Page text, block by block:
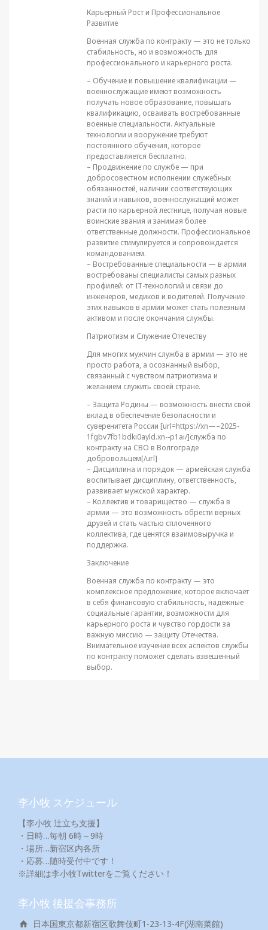
Карьерный Рост и Профессиональное
Развитие
Военная служба по контракту — это не только
стабильность, но и возможность для
профессионального и карьерного роста.
– Обучение и повышение квалификации —
военнослужащие имеют возможность
получать новое образование, повышать
квалификацию, осваивать востребованные
военные специальности. Актуальные
технологии и вооружение требуют
постоянного обучения, которое
предоставляется бесплатно.
– Продвижение по службе — при
добросовестном исполнении служебных
обязанностей, наличии соответствующих
знаний и навыков, военнослужащий может
расти по карьерной лестнице, получая новые
воинские звания и занимая более
ответственные должности. Профессиональное
развитие стимулируется и сопровождается
командованием.
– Востребованные специальности — в армии
востребованы специалисты самых разных
профилей: от IT-технологий и связи до
инженеров, медиков и водителей. Получение
этих навыков в армии может стать полезным
активом и после окончания службы.
Патриотизм и Служение Отечеству
Для многих мужчин служба в армии — это не
просто работа, а осознанный выбор,
связанный с чувством патриотизма и
желанием служить своей стране.
– Защита Родины — возможность внести свой
вклад в обеспечение безопасности и
суверенитета России [url=https://xn—–2025-
1fgbv7fb1bdki0ayld.xn--p1ai/]служба по
контракту на СВО в Волгограде
добровольцем[/url]
– Дисциплина и порядок — армейская служба
воспитывает дисциплину, ответственность,
развивает мужской характер.
– Коллектив и товарищество — служба в
армии — это возможность обрести верных
друзей и стать частью сплоченного
коллектива, где ценятся взаимовыручка и
поддержка.
Заключение
Военная служба по контракту — это
комплексное предложение, которое включает
в себя финансовую стабильность, надежные
социальные гарантии, возможности для
карьерного роста и чувство гордости за
важную миссию — защиту Отечества.
Внимательное изучение всех аспектов службы
по контракту поможет сделать взвешенный
выбор.
李小牧 スケジュール
【李小牧 辻立ち支援】
・日時…毎朝 6時～9時
・場所…新宿区内各所
・応募…随時受付中です！
※詳細は李小牧Twitterをご覧ください！
李小牧 後援会事務所
日本国東京都新宿区歌舞伎町1-23-13-4F(湖南菜館)